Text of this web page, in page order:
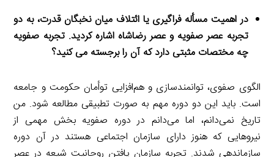
در اهمیت مسأله فراگیری یا ائتلاف میان نخبگان قدرت، به دو
تجربه عصر صفویه و عصر رضاشاه اشاره کردید. تجربه صفویه
چه مختصات مثبتی دارد که آن رابرجسته می کنید؟
الگوی صفوی، توانمندسازی و هم‌افزایی توأمان حکومت و جامعه
است. باید این دو دوره مهم به ‌صورت تطبیقی مطالعه شود. من
تاریخ نمی‌دانم، اما می‌دانم در دوره صفویه بخش مهمی از
نیروهایی که هنوز دارای سازمان اجتماعی هستند در آن دوره
سازماندهی شدند. تجربه سازمان یافتن روحانیت شیعه در عصر